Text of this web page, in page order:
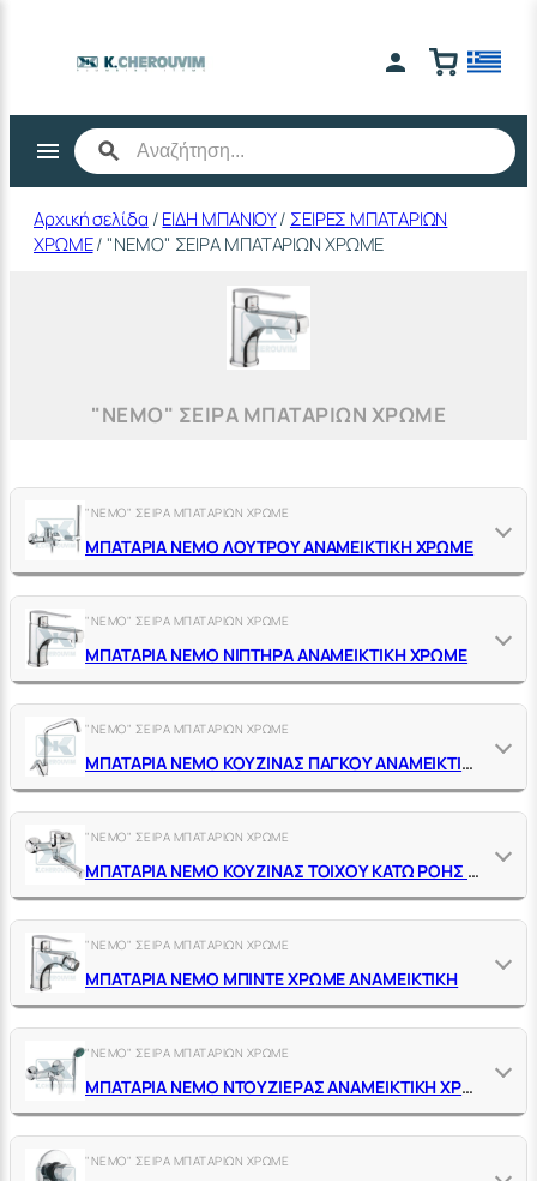
περιεχόμενο
Αρχική σελίδα /ΕΙΔΗ ΜΠΑΝΙΟΥ/ ΣΕΙΡΕΣ ΜΠΑΤΑΡΙΩΝ
ΧΡΩΜΕ/ "NEMO" ΣΕΙΡΑ ΜΠΑΤΑΡΙΩΝ ΧΡΩΜΕ
"NEMO" ΣΕΙΡΑ ΜΠΑΤΑΡΙΩΝ ΧΡΩΜΕ
"NEMO" ΣΕΙΡΑ ΜΠΑΤΑΡΙΩΝ ΧΡΩΜΕ
ΜΠΑΤΑΡΙΑ ΝΕΜΟ ΛΟΥΤΡΟΥ ΑΝΑΜΕΙΚΤΙΚΗ ΧΡΩΜΕ
"NEMO" ΣΕΙΡΑ ΜΠΑΤΑΡΙΩΝ ΧΡΩΜΕ
ΜΠΑΤΑΡΙΑ ΝΕΜΟ ΝΙΠΤΗΡΑ ΑΝΑΜΕΙΚΤΙΚΗ ΧΡΩΜΕ
"NEMO" ΣΕΙΡΑ ΜΠΑΤΑΡΙΩΝ ΧΡΩΜΕ
ΜΠΑΤΑΡΙΑ ΝΕΜΟ ΚΟΥΖΙΝΑΣ ΠΑΓΚΟΥ ΑΝΑΜΕΙΚΤΙΚΗ ΧΡΩΜΕ
"NEMO" ΣΕΙΡΑ ΜΠΑΤΑΡΙΩΝ ΧΡΩΜΕ
ΜΠΑΤΑΡΙΑ ΝΕΜΟ ΚΟΥΖΙΝΑΣ ΤΟΙΧΟΥ ΚΑΤΩ ΡΟΗΣ ΑΝΑΜΕΙΚΤΙΚΗ ΧΡΩΜΕ
"NEMO" ΣΕΙΡΑ ΜΠΑΤΑΡΙΩΝ ΧΡΩΜΕ
ΜΠΑΤΑΡΙΑ ΝΕΜΟ ΜΠΙΝΤΕ ΧΡΩΜΕ ΑΝΑΜΕΙΚΤΙΚΗ
"NEMO" ΣΕΙΡΑ ΜΠΑΤΑΡΙΩΝ ΧΡΩΜΕ
ΜΠΑΤΑΡΙΑ ΝΕΜΟ ΝΤΟΥΖΙΕΡΑΣ ΑΝΑΜΕΙΚΤΙΚΗ ΧΡΩΜΕ ΜΕ ΤΗΛΕΦΩΝΟ ΚΑΘΑΡΙΖΟΜΕΝΟ, ΣΠΙΡΑΛ & ΣΤΗΡΙΓΜΑ DUΡLΕΧ
"NEMO" ΣΕΙΡΑ ΜΠΑΤΑΡΙΩΝ ΧΡΩΜΕ